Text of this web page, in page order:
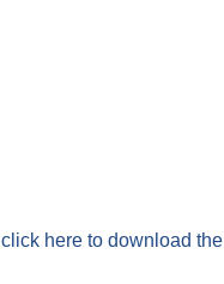
click here to download